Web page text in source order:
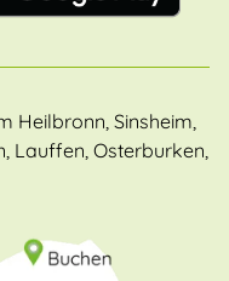
Heilbronn, Sinsheim,
Lauffen, Osterburken,